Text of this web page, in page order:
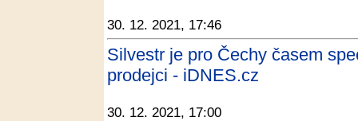
30. 12. 2021, 17:46
Silvestr je pro Čechy časem
prodejci - iDNES.cz
30. 12. 2021, 17:00